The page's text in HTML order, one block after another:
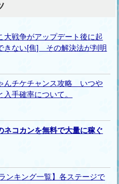
大戦争がアップデート後に起
きない[焦] その解決法が判明
んチケチャンス攻略 いつや
手確率について。
ネコカンを無料で大量に稼ぐ
ンキング一覧】各ステージで